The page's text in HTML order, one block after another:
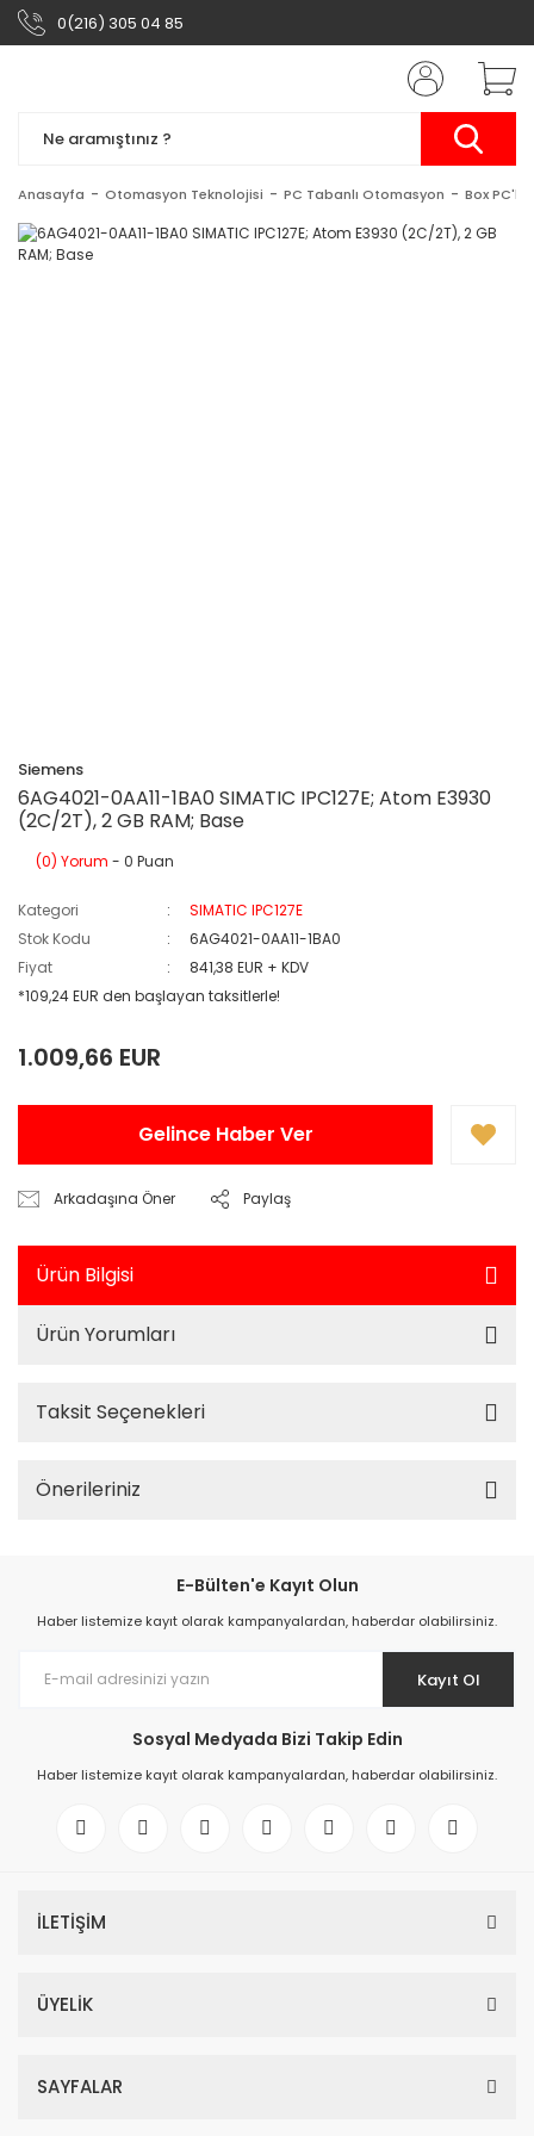
0(216) 305 04 85
Anasayfa Otomasyon Teknolojisi PC Tabanlı Otomasyon Box PC'ler
Siemens
6AG4021-0AA11-1BA0 SIMATIC IPC127E; Atom E3930
(2C/2T), 2 GB RAM; Base
(0) Yorum - 0 Puan
Kategori
SIMATIC IPC127E
Stok Kodu
6AG4021-0AA11-1BA0
Fiyat
841,38 EUR + KDV
*109,24 EUR den başlayan taksitlerle!
1.009,66 EUR
Gelince Haber Ver
Arkadaşına Öner Paylaş
Ürün Bilgisi
Ürün Yorumları
Taksit Seçenekleri
Önerileriniz
E-Bülten'e Kayıt Olun
Haber listemize kayıt olarak kampanyalardan, haberdar olabilirsiniz.
Kayıt Ol
Sosyal Medyada Bizi Takip Edin
Haber listemize kayıt olarak kampanyalardan, haberdar olabilirsiniz.
İLETİŞİM
ÜYELİK
SAYFALAR